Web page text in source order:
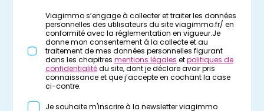
Viagimmo s’engage à collecter et traiter les données
personnelles des utilisateurs du site viagimmo.fr/ en
conformité avec la réglementation en vigueur.Je
donne mon consentement à la collecte et au
traitement de mes données personnelles figurant
dans les chapitres mentions légales etpolitiques de
confidentialitédu site, dont je déclare avoir pris
connaissance et que j’accepte en cochant la case
ci-contre.
Je souhaite m'inscrire à la newsletter viagimmo